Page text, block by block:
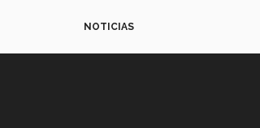
NOTICIAS